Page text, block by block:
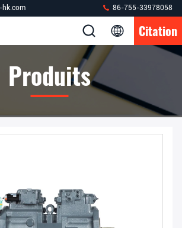
hk.com 86-755-33978058
Citation
Produits